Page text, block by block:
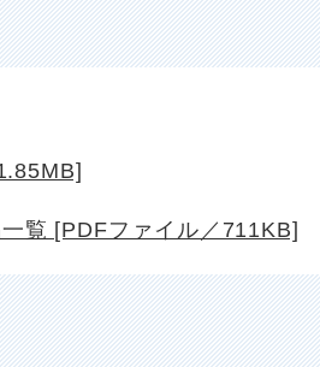
覧 [PDFファイル／711KB]